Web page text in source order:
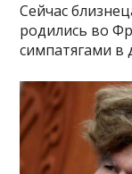
Сейчас
родились во
симпатягами в